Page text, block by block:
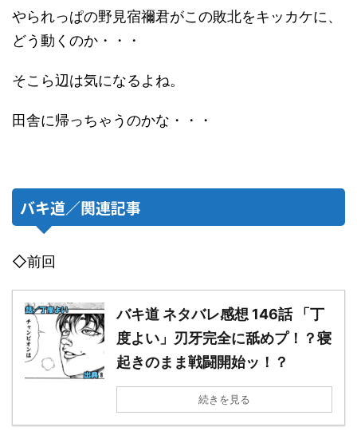
やられっぱの野見宿禰君がこの敗北をキッカケに、
どう動くのか・・・
そこら辺は気になるよね。
田舎に帰っちゃうのかな・・・
バキ道／関連記事
◇前回
バキ道 ネタバレ感想 146話 「丁
度よい」刃牙完全に舐めプ！？寝
起きのまま戦闘開始ッ！？
続きを見る